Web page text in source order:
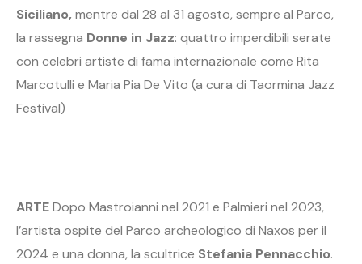
Siciliano, mentre dal 28 al 31 agosto, sempre al Parco,
la rassegna Donne in Jazz: quattro imperdibili serate
con celebri artiste di fama internazionale come Rita
Marcotulli e Maria Pia De Vito (a cura di Taormina Jazz
Festival)
ARTEDopo Mastroianni nel 2021 e Palmieri nel 2023,
l’artista ospite del Parco archeologico di Naxos per il
2024 e una donna, la scultrice Stefania Pennacchio.